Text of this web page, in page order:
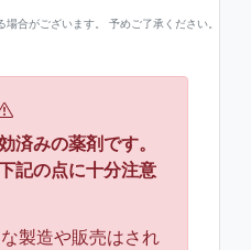
合がございます。 予めご了承ください。
済みの薬剤です。
記の点に十分注意
製造や販売はされ